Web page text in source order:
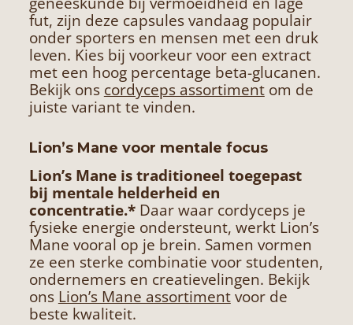
fut, zijn deze capsules vandaag populair
onder sporters en mensen met een druk
leven. Kies bij voorkeur voor een extract
met een hoog percentage beta-glucanen.
Bekijk ons cordyceps assortimentom de
juiste variant te vinden.
Lion’s Mane voor mentale focus
Lion’s Maneis traditioneel toegepast
bij mentale helderheid en
concentratie.*Daar waar cordyceps je
fysieke energie ondersteunt, werkt Lion’s
Mane vooral op je brein. Samen vormen
ze een sterke combinatie voor studenten,
ondernemers en creatievelingen. Bekijk
ons Lion’s Mane assortimentvoor de
beste kwaliteit.